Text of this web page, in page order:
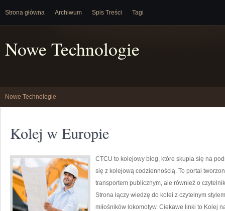
Strona główna Archiwum Spis Treści Tagi
Nowe Technologie
Nowe Technologie
Kolej w Europie
CTCU to kolejowy blog, które skupia się na
się z kolejową codziennością. To portal
transportem publicznym, ale również o
Strona łączy wiedzę do kolei z czytelnym
miłośników lokomotyw. Ciekawe linki to Kolej